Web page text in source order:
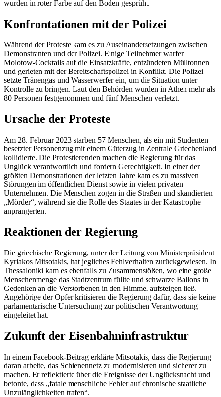
wurden in roter Farbe auf den Boden gesprüht.
Konfrontationen mit der Polizei
Während der Proteste kam es zu Auseinandersetzungen zwischen
Demonstranten und der Polizei. Einige Teilnehmer warfen
Molotow-Cocktails auf die Einsatzkräfte, entzündeten Mülltonnen
und gerieten mit der Bereitschaftspolizei in Konflikt. Die Polizei
setzte Tränengas und Wasserwerfer ein, um die Situation unter
Kontrolle zu bringen. Laut den Behörden wurden in Athen mehr als
80 Personen festgenommen und fünf Menschen verletzt.
Ursache der Proteste
Am 28. Februar 2023 starben 57 Menschen, als ein mit Studenten
besetzter Personenzug mit einem Güterzug in Zentrale Griechenland
kollidierte. Die Protestierenden machen die Regierung für das
Unglück verantwortlich und fordern Gerechtigkeit. In einer der
größten Demonstrationen der letzten Jahre kam es zu massiven
Störungen im öffentlichen Dienst sowie in vielen privaten
Unternehmen. Die Menschen zogen in die Straßen und skandierten
„Mörder“, während sie die Rolle des Staates in der Katastrophe
anprangerten.
Reaktionen der Regierung
Die griechische Regierung, unter der Leitung von Ministerpräsident
Kyriakos Mitsotakis, hat jegliches Fehlverhalten zurückgewiesen. In
Thessaloniki kam es ebenfalls zu Zusammenstößen, wo eine große
Menschenmenge das Stadtzentrum füllte und schwarze Ballons in
Gedenken an die Verstorbenen in den Himmel aufsteigen ließ.
Angehörige der Opfer kritisieren die Regierung dafür, dass sie keine
parlamentarische Untersuchung zur politischen Verantwortung
eingeleitet hat.
Zukunft der Eisenbahninfrastruktur
In einem Facebook-Beitrag erklärte Mitsotakis, dass die Regierung
daran arbeite, das Schienennetz zu modernisieren und sicherer zu
machen. Er reflektierte über die Ereignisse der Unglücksnacht und
betonte, dass „fatale menschliche Fehler auf chronische staatliche
Unzulänglichkeiten trafen“.